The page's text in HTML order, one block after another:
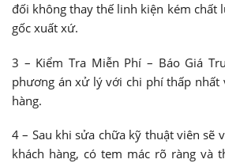
đối không thay thế linh kiện kém chất
gốc xuất xứ.
3 – Kiểm Tra Miễn Phí – Báo Giá
phương án xử lý với chi phí thấp nhất
hàng.
4 – Sau khi sửa chữa kỹ thuật viên sẽ
khách hàng, có tem mác rõ ràng và